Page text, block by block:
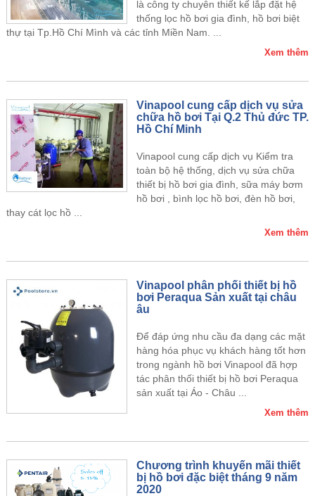
là công ty chuyên thiết kế lắp đặt hệ
thống lọc hồ bơi gia đình, hồ bơi biệt
thự tại Tp.Hồ Chí Mình và các tỉnh Miền Nam. ...
Xem thêm
Vinapool cung cấp dịch vụ sửa
chữa hồ bơi Tại Q.2 Thủ đức TP.
Hồ Chí Minh
Vinapool cung cấp dịch vụ Kiểm tra
toàn bộ hệ thống, dịch vụ sửa chữa
thiết bị hồ bơi gia đình, sữa máy bơm
hồ bơi , bình lọc hồ bơi, đèn hồ bơi,
thay cát lọc hồ ...
Xem thêm
Vinapool phân phối thiết bị hồ
bơi Peraqua Sản xuất tại châu
âu
Để đáp ứng nhu cầu đa dạng các mặt
hàng hóa phục vụ khách hàng tốt hơn
trong ngành hồ bơi Vinapool đã hợp
tác phân thối thiết bị hồ bơi Peraqua
sản xuất tại Áo - Châu ...
Xem thêm
Chương trình khuyến mãi thiết
bị hồ bơi đặc biệt tháng 9 năm
2020